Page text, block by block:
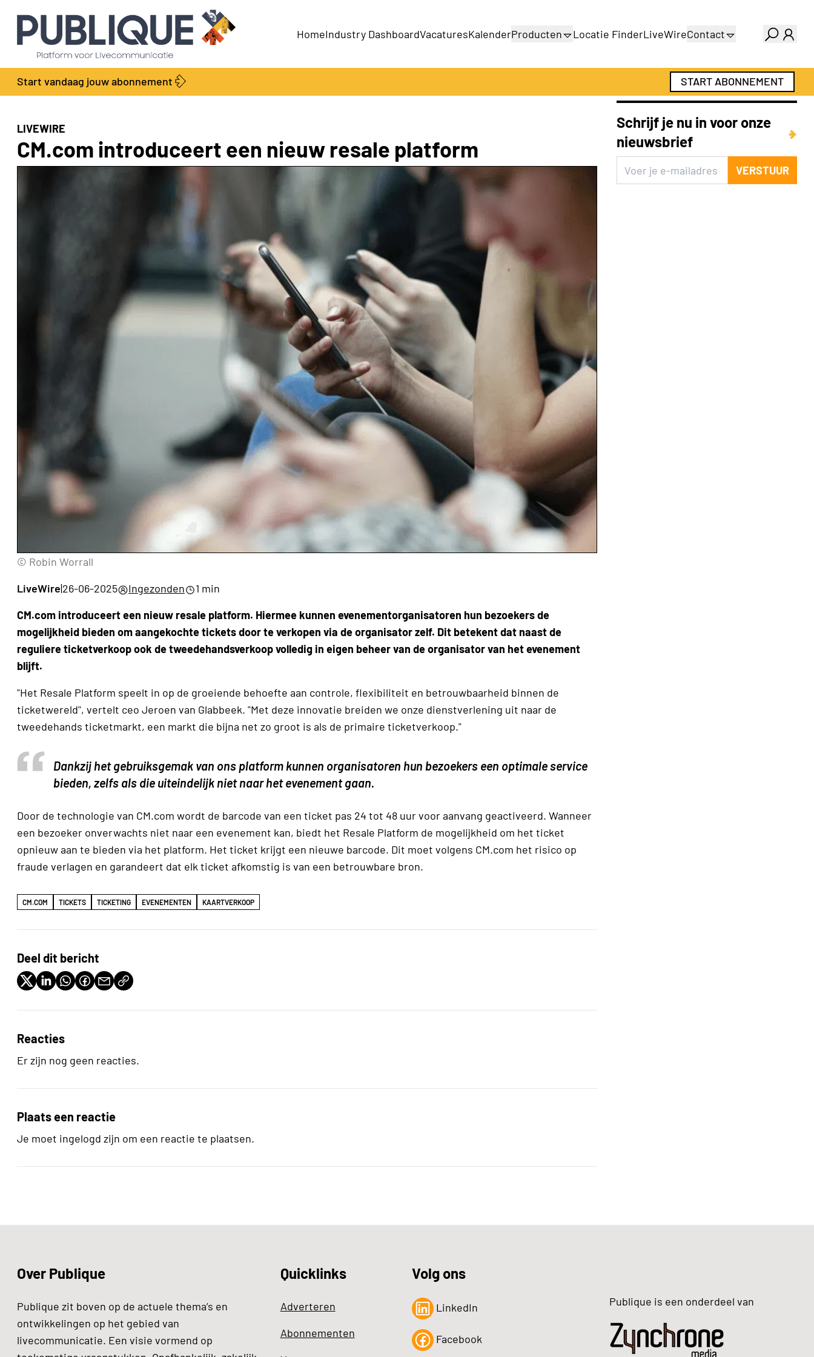
HomeIndustry DashboardVacaturesKalenderProducten
Productengids
Locatie FinderLiveWireContact
Adverteren
Abonnementen
Start vandaag jouw abonnement START ABONNEMENT
LIVEWIRE
CM.com introduceert een nieuw resale platform
© Robin Worrall
LiveWire|26-06-2025 Ingezonden
1 min
CM.com introduceert een nieuw resale platform. Hiermee kunnen evenementorganisatoren hun bezoekers de
mogelijkheid bieden om aangekochte tickets door te verkopen via de organisator zelf. Dit betekent dat naast de
reguliere ticketverkoop ook de tweedehandsverkoop volledig in eigen beheer van de organisator van het evenement
blijft.
"Het Resale Platform speelt in op de groeiende behoefte aan controle, flexibiliteit en betrouwbaarheid binnen de
ticketwereld", vertelt ceo Jeroen van Glabbeek. "Met deze innovatie breiden we onze dienstverlening uit naar de
tweedehands ticketmarkt, een markt die bijna net zo groot is als de primaire ticketverkoop."
Dankzij het gebruiksgemak van ons platform kunnen organisatoren hun bezoekers een optimale service
bieden, zelfs als die uiteindelijk niet naar het evenement gaan.
Door de technologie van CM.com wordt de barcode van een ticket pas 24 tot 48 uur voor aanvang geactiveerd. Wanneer
een bezoeker onverwachts niet naar een evenement kan, biedt het Resale Platform de mogelijkheid om het ticket
opnieuw aan te bieden via het platform. Het ticket krijgt een nieuwe barcode. Dit moet volgens CM.com het risico op
fraude verlagen en garandeert dat elk ticket afkomstig is van een betrouwbare bron.
CM.COM TICKETS TICKETING EVENEMENTEN KAARTVERKOOP
Deel dit bericht
Reacties
Er zijn nog geen reacties.
Plaats een reactie
Je moet ingelogd zijn om een reactie te plaatsen.
Schrijf je nu in voor onze
nieuwsbrief
VERSTUUR
Over Publique
Publique zit boven op de actuele thema’s en
ontwikkelingen op het gebied van
livecommunicatie. Een visie vormend op
Quicklinks
Adverteren
Abonnementen
Volg ons
LinkedIn
Facebook
Publique is een onderdeel van